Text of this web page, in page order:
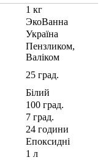
1 кг
ЭкоВанна
Україна
Пензликом,
Валіком
25 град.
Білий
100 град.
7 град.
24 години
Епоксидні
1 л